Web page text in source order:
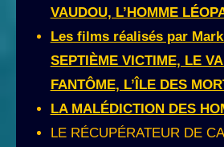
VAUDOU, L’HOMME
Les films réalisés par
SEPTIÈME VICTIME, LE
FANTÔME, L’ÎLE DES
LA MALÉDICTION DES
LE RÉCUPÉRATEUR DE